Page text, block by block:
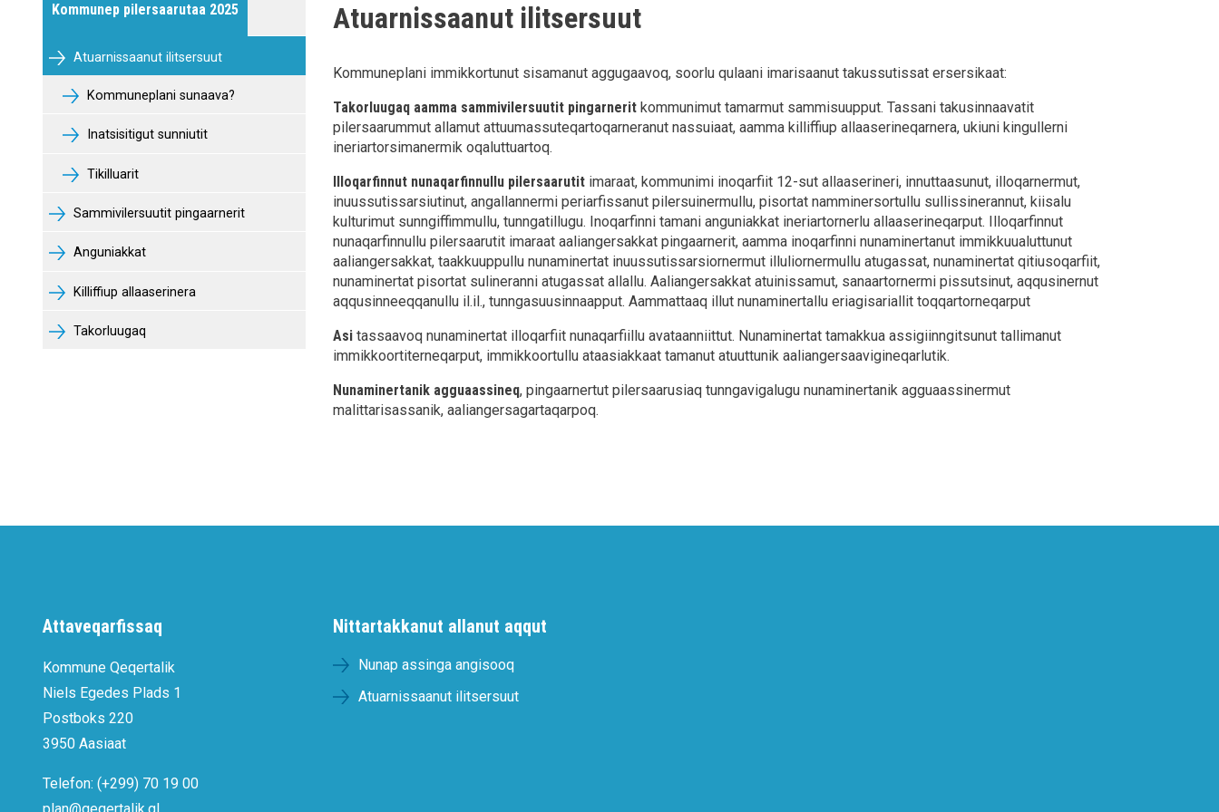
Kommunep pilersaarutaa 2025
Pilersaarutip nassuiaatitaa
Atuarnissaanut ilitsersuut
Kommuneplani sunaava?
Inatsisitigut sunniutit
Tikilluarit
Sammivilersuutit pingaarnerit
Anguniakkat
Killiffiup allaaserinera
Takorluugaq
Atuarnissaanut ilitsersuut
Kommuneplani immikkortunut sisamanut aggugaavoq, soorlu qulaani imarisaanut takussutissat ersersikaat:
Takorluugaq aamma sammivilersuutit pingarnerit kommunimut tamarmut sammisuupput. Tassani takusinnaavatit
pilersaarummut allamut attuumassuteqartoqarneranut nassuiaat, aamma killiffiup allaaserineqarnera, ukiuni kingullerni
ineriartorsimanermik oqaluttuartoq.
Illoqarfinnut nunaqarfinnullu pilersaarutit imaraat, kommunimi inoqarfiit 12-sut allaaserineri, innuttaasunut, illoqarnermut,
inuussutissarsiutinut, angallannermi periarfissanut pilersuinermullu, pisortat namminersortullu sullissinerannut, kiisalu
kulturimut sunngiffimmullu, tunngatillugu. Inoqarfinni tamani anguniakkat ineriartornerlu allaaserineqarput. Illoqarfinnut
nunaqarfinnullu pilersaarutit imaraat aaliangersakkat pingaarnerit, aamma inoqarfinni nunaminertanut immikkuualuttunut
aaliangersakkat, taakkuuppullu nunaminertat inuussutissarsiornermut illuliornermullu atugassat, nunaminertat qitiusoqarfiit,
nunaminertat pisortat sulineranni atugassat allallu. Aaliangersakkat atuinissamut, sanaartornermi pissutsinut, aqqusinernut
aqqusinneeqqanullu il.il., tunngasuusinnaapput. Aammattaaq illut nunaminertallu eriagisariallit toqqartorneqarput
Asi tassaavoq nunaminertat illoqarfiit nunaqarfiillu avataanniittut. Nunaminertat tamakkua assigiinngitsunut tallimanut
immikkoortiterneqarput, immikkoortullu ataasiakkaat tamanut atuuttunik aaliangersaavigineqarlutik.
Nunaminertanik agguaassineq, pingaarnertut pilersaarusiaq tunngavigalugu nunaminertanik agguaassinermut
malittarisassanik, aaliangersagartaqarpoq.
Attaveqarfissaq
Kommune Qeqertalik
Niels Egedes Plads 1
Postboks 220
3950 Aasiaat
Telefon: (+299) 70 19 00
Nittartakkanut allanut aqqut
Nunap assinga angisooq
Atuarnissaanut ilitsersuut